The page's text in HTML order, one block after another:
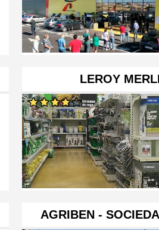
LEROY
AGRIBEN -